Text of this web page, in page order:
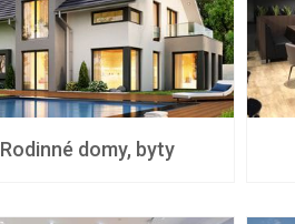
Rodinné domy, byty